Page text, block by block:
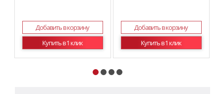
Добавить в корзину
Купить в 1 клик
Добавить в корзину
Купить в 1 клик